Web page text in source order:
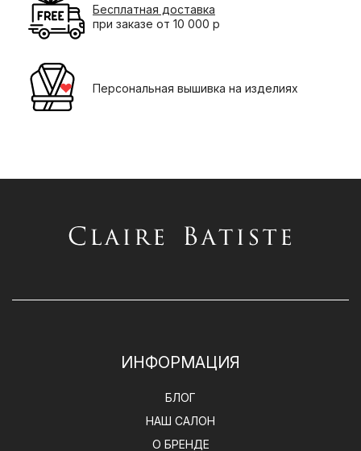
Бесплатная доставка
при заказе от 10 000 р
Персональная вышивка на изделиях
ИНФОРМАЦИЯ
БЛОГ
НАШ САЛОН
О БРЕНДЕ